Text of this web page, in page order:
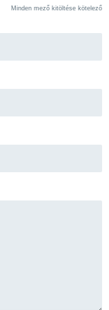
Minden mező kitöltése kötelező